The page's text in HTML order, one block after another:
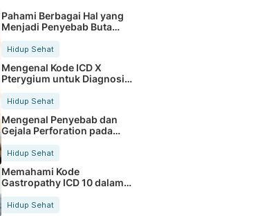
Pahami Berbagai Hal yang
Menjadi Penyebab Buta
Hidup Sehat
Mengenal Kode ICD X
Pterygium untuk Diagnosis
Hidup Sehat
Mengenal Penyebab dan
Gejala Perforation pada
Tubuh
Hidup Sehat
Memahami Kode
Gastropathy ICD 10 dalam
Rekam Medis Pasien
Hidup Sehat